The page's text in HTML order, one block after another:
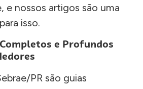
e nossos artigos são uma
isso.
e Profundos
PR são guias